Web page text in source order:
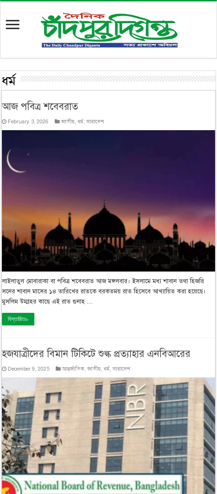
ধর্ম
আজ পবিত্র শবেবরাত
February 3, 2026 জাতীয়,ধর্ম,সারাদেশ
লাইলাতুল মোবারাকা বা পবিত্র শবেবরাত আজ মঙ্গলবার। ইসলামে মধ্য শাবান তথা হিজরি
সনের শাবান মাসের ১৪ তারিখের রাতকে বরকতময় রাত হিসেবে আখ্যায়িত করা হয়েছে।
মুসলিম উম্মাহর কাছে এই রাত গুনাহ …
বিস্তারিতঃ-
হজযাত্রীদের বিমান টিকিটে শুল্ক প্রত্যাহার এনবিআরের
December 9, 2025 আন্তর্জাতিক ,জাতীয় ,ধর্ম,সারাদেশ